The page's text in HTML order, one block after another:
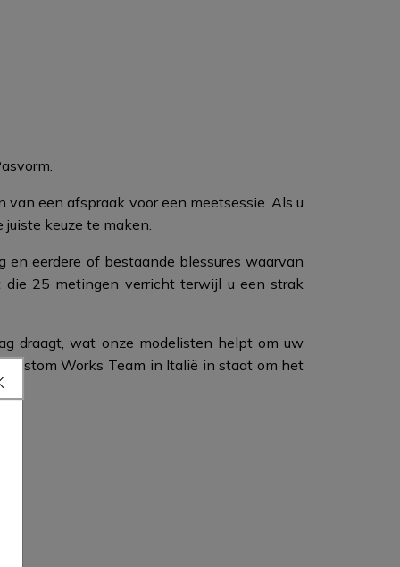
een afspraak voor een meetsessie. Als u
keuze te maken.
eerdere of bestaande blessures waarvan
die 25 metingen verricht terwijl u een strak
draagt, wat onze modelisten helpt om uw
Works Team in Italië in staat om het